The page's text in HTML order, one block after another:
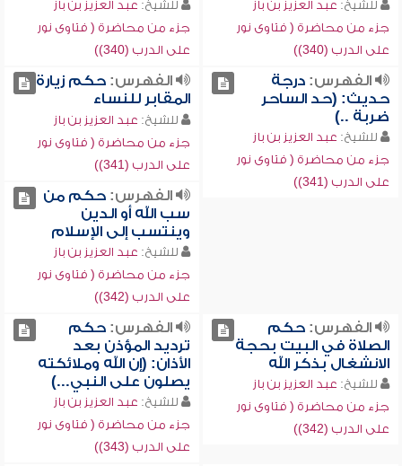
للشيخ: عبد العزيز بن باز
جزء من محاضرة ( فتاوى نور
على الدرب (340))
للشيخ: عبد العزيز بن باز
جزء من محاضرة ( فتاوى نور
على الدرب (340))
الفهرس:درجة
حديث: (حد الساحر
ضربة ..)
للشيخ: عبد العزيز بن باز
جزء من محاضرة ( فتاوى نور
على الدرب (341))
الفهرس:حكم زيارة
المقابر للنساء
للشيخ: عبد العزيز بن باز
جزء من محاضرة ( فتاوى نور
على الدرب (341))
الفهرس:حكم من
سب الله أو الدين
وينتسب إلى الإسلام
للشيخ: عبد العزيز بن باز
جزء من محاضرة ( فتاوى نور
على الدرب (342))
الفهرس:حكم
الصلاة في البيت بحجة
الانشغال بذكر الله
للشيخ: عبد العزيز بن باز
جزء من محاضرة ( فتاوى نور
على الدرب (342))
الفهرس:حكم
ترديد المؤذن بعد
الأذان: (إن الله وملائكته
يصلون على النبي...)
للشيخ: عبد العزيز بن باز
جزء من محاضرة ( فتاوى نور
على الدرب (343))